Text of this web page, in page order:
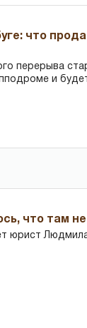
что
перерыва
и
что там
юрист